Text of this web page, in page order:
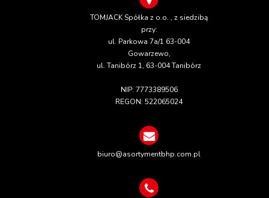
TOMJACK Spółka z o.o. , z siedzibą
przy:
ul. Parkowa 7a/1 63-004
Gowarzewo,
ul. Tanibórz 1, 63-004 Tanibórz
NIP: 7773389506
REGON: 522065024
biuro@asortymentbhp.com.pl